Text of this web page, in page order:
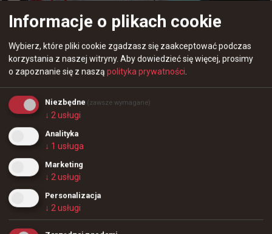
#hyper d3oo 2 godziny temu
Hyper nie mógł wczoraj wytrzymać, widząc co robi
Valve powinno uderzyć przede wszystkim w twórców
czitów?
+
Gracze Phantom nie sprawdzili pozycji, co kosztowało
ich ostatecznie mapę. 1:1 w starciu z NRG
Informacje o plikach cookie
Wybierz, które pliki cookie zgadzasz się zaakceptować podczas
korzystania z naszej witryny. Aby dowiedzieć się więcej, prosimy
o zapoznanie się z naszą polityka prywatności.
Niezbędne (zawsze wymagane)
↓ 2usługi
Analityka
↓ 1 usługa
Marketing
↓ 2usługi
Personalizacja
↓ 2usługi